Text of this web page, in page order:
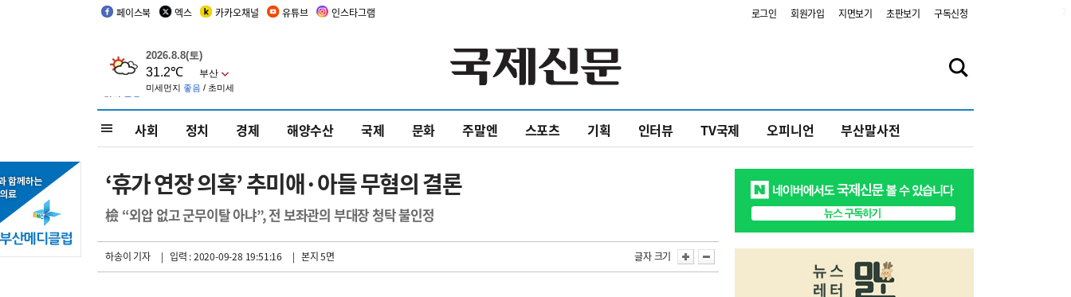
페이스북 엑스 카카오채널 유튜브 인스타그램 로그인 회원가입 지면보기 초판보기 구독신청
사회 정치 경제 해양수산 국제 문화 주말엔 스포츠 기획 인터뷰 TV국제 오피니언 부산말사전
‘휴가 연장 의혹’ 추미애·아들 무혐의 결론
檢 “외압 없고 군무이탈 아냐”, 전 보좌관의 부대장 청탁 불인정
하송이 기자 | 입력 : 2020-09-28 19:51:16 | 본지 5면 글자 크기